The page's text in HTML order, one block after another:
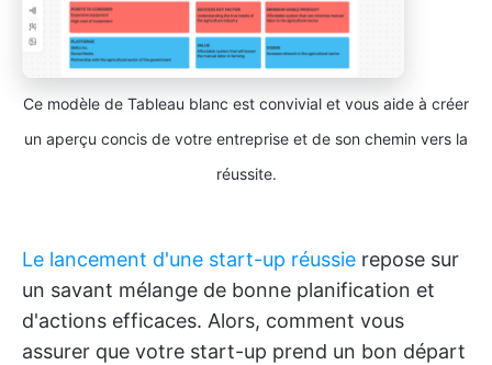
Ce modèle de Tableau blanc est convivial et vous aide à créer
un aperçu concis de votre entreprise et de son chemin vers la
réussite.
Le lancement d'une start-up réussie repose sur
un savant mélange de bonne planification et
d'actions efficaces. Alors, comment vous
assurer que votre start-up prend un bon départ